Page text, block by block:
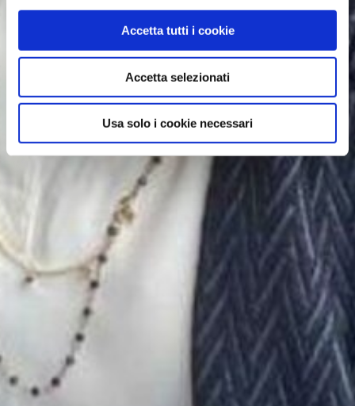
Accetta tutti i cookie
Accetta selezionati
Usa solo i cookie necessari